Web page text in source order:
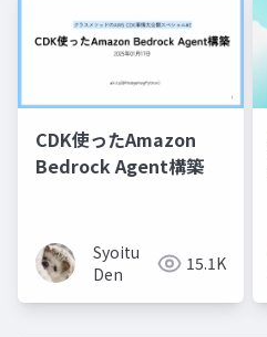
CDK使ったAmazon
Bedrock Agent構築
Syoitu
Den
15.1K